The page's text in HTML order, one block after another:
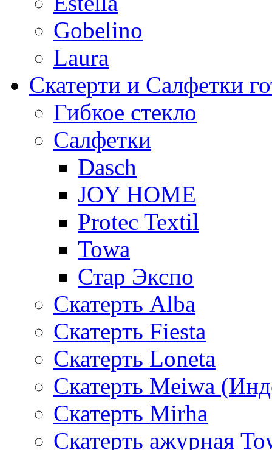
Gobelino
Laura
Скатерти и Салфетки
Гибкое стекло
Салфетки
Dasch
JOY HOME
Protec Textil
Towa
Стар Экспо
Скатерть Alba
Скатерть Fiesta
Скатерть Loneta
Скатерть Meiwa
Скатерть Mirha
Скатерть ажурная